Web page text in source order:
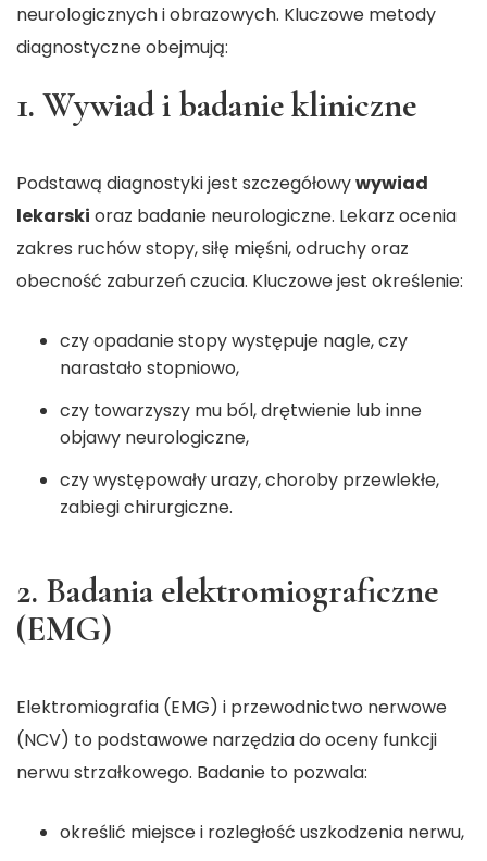
neurologicznych i obrazowych. Kluczowe metody
diagnostyczne obejmują:
1. Wywiad i badanie kliniczne
Podstawą diagnostyki jest szczegółowywywiad
lekarski oraz badanie neurologiczne. Lekarz ocenia
zakres ruchów stopy, siłę mięśni, odruchy oraz
obecność zaburzeń czucia. Kluczowe jest określenie:
czy opadanie stopy występuje nagle, czy
narastało stopniowo,
czy towarzyszy mu ból, drętwienie lub inne
objawy neurologiczne,
czy występowały urazy, choroby przewlekłe,
zabiegi chirurgiczne.
2. Badania elektromiograficzne
(EMG)
Elektromiografia (EMG) i przewodnictwo nerwowe
(NCV) to podstawowe narzędzia do oceny funkcji
nerwu strzałkowego. Badanie to pozwala:
określić miejsce i rozległość uszkodzenia nerwu,